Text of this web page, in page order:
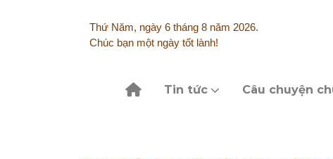
Thứ Năm, ngày 6 tháng 8 năm 2026.
Chúc bạn một ngày tốt lành!
Tin tức Câu chuyện